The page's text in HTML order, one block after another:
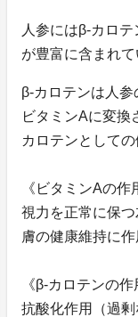
人参にはβ-カロ
が豊富に含まれて
β-カロテンは人
ビタミンAに変換
カロテンとして
《ビタミンAの作
視力を正常に保
膚の健康維持に作
《β-カロテンの作
抗酸化作用（過剰